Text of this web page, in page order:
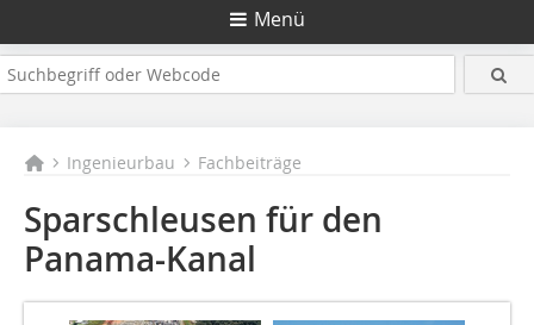
Menü
Ingenieurbau Fachbeiträge
Sparschleusen für den
Panama-Kanal